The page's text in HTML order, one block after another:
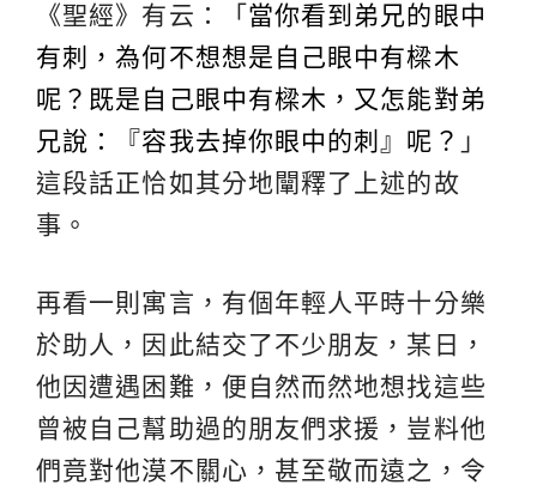
《聖經》有云：「 當你看到弟兄的眼中
有刺，為何不想想是自己眼中有樑木
呢？既是自己眼中有樑木，又怎能對弟
兄說：『容我去掉你眼中的刺』呢？ 」
這段話正恰如其分地闡釋了上述的故
事。
再看一則寓言，有個年輕人平時十分樂
於助人，因此結交了不少朋友，某日，
他因遭遇困難，便自然而然地想找這些
曾被自己幫助過的朋友們求援，豈料他
們竟對他漠不關心，甚至敬而遠之，令